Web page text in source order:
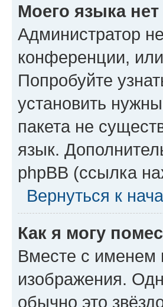
Моего языка нет
Администратор
конференции,
Попробуйте
установить
пакета не
язык.
phpBB (ссылка
Вернуться к
Как я могу
Вместе с именем
изображения.
обычно это